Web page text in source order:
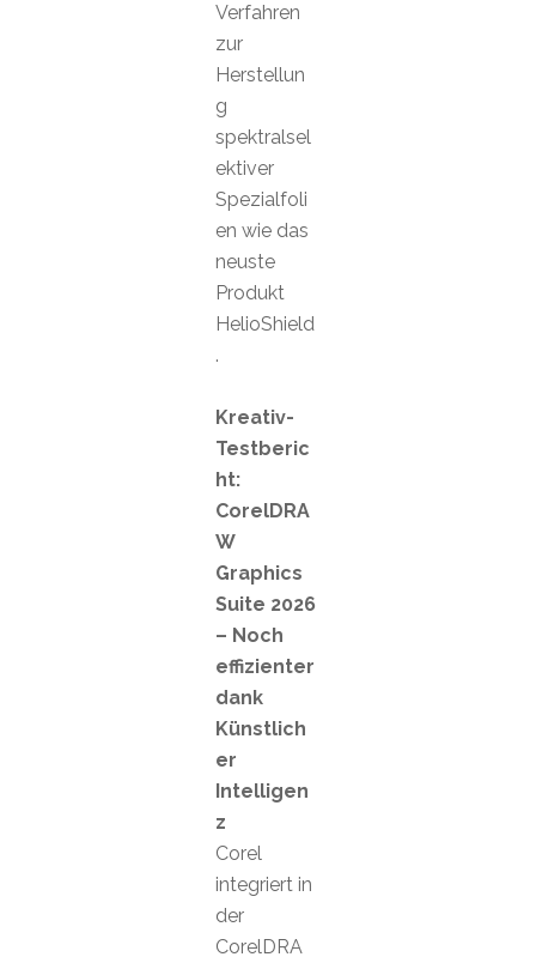
Verfahren
zur
Herstellun
g
spektralsel
ektiver
Spezialfoli
en wie das
neuste
Produkt
HelioShield
.
Kreativ-
Testberic
ht:
CorelDRA
W
Graphics
Suite 2026
– Noch
effizienter
dank
Künstlich
er
Intelligen
z
Corel
integriert in
der
CorelDRA